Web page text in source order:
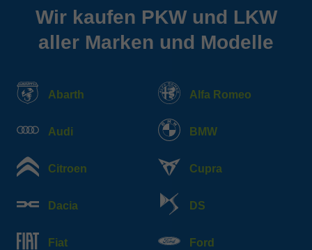
Wir kaufen PKW und LKW
aller Marken und Modelle
Abarth Alfa Romeo
Audi BMW
Citroen Cupra
Dacia DS
Fiat Ford